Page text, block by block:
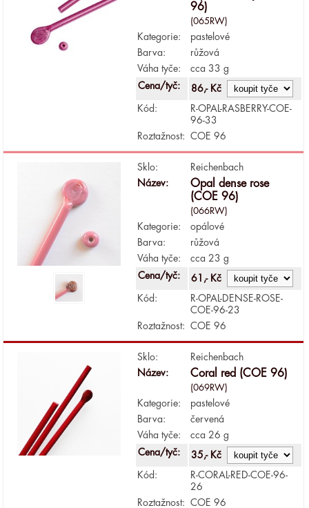
96)
(065RW)
Kategorie:
pastelové
Barva:
růžová
Váha tyče:
cca 33 g
Cena/tyč:
86,- Kč
Kód:
R-OPAL-RASBERRY-COE-
96-33
Roztažnost:
COE 96
Sklo:
Reichenbach
Název:
Opal dense rose
(COE 96)
(066RW)
Kategorie:
opálové
Barva:
růžová
Váha tyče:
cca 23 g
Cena/tyč:
61,- Kč
Kód:
R-OPAL-DENSE-ROSE-
COE-96-23
Roztažnost:
COE 96
Sklo:
Reichenbach
Název:
Coral red (COE 96)
(069RW)
Kategorie:
pastelové
Barva:
červená
Váha tyče:
cca 26 g
Cena/tyč:
35,- Kč
Kód:
R-CORAL-RED-COE-96-
26
Roztažnost:
COE 96